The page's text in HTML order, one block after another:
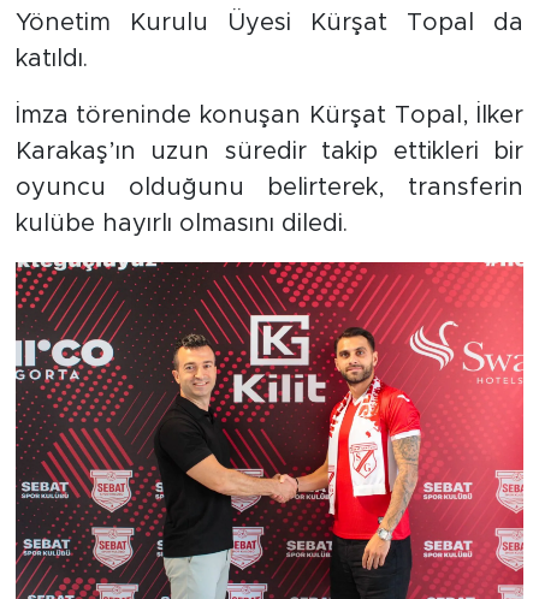
Yönetim Kurulu Üyesi Kürşat Topal da
katıldı.
İmza töreninde konuşan Kürşat Topal, İlker
Karakaş’ın uzun süredir takip ettikleri bir
oyuncu olduğunu belirterek, transferin
kulübe hayırlı olmasını diledi.